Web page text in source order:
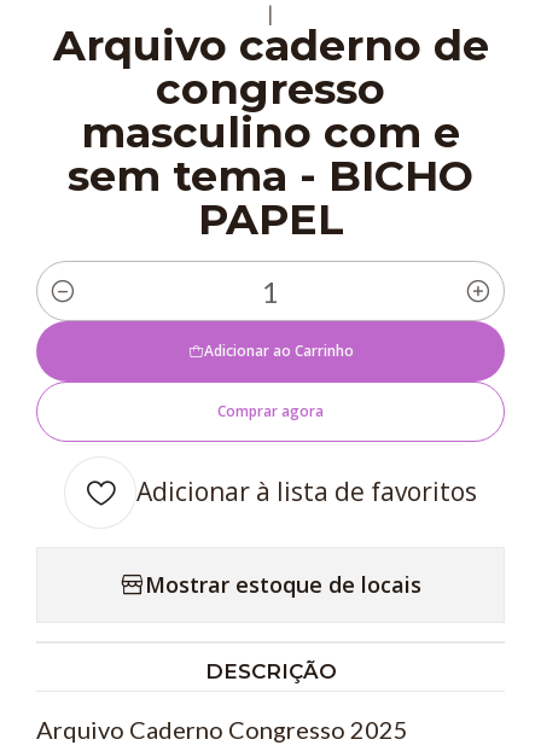
|
Arquivo caderno de
congresso
masculino com e
sem tema - BICHO
PAPEL
Quantidade
Adicionar ao Carrinho
Comprar agora
Adicionar à lista de favoritos
Mostrar estoque de locais
DESCRIÇÃO
Arquivo Caderno Congresso 2025